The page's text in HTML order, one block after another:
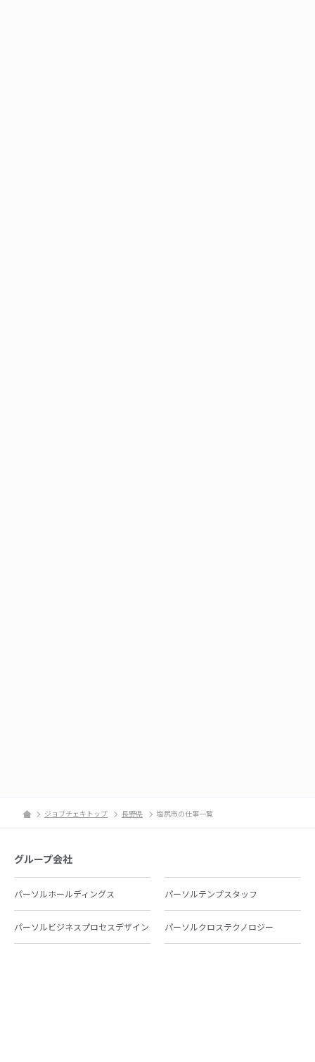
ジョブチェキトップ 長野県 塩尻市の仕事一覧
グループ会社
パーソルホールディングス パーソルテンプスタッフ
パーソルビジネスプロセスデザイン パーソルクロステクノロジー